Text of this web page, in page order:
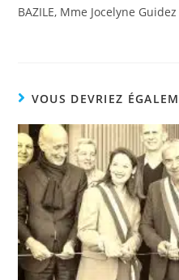
BAZILE, Mme Jocelyne Guidez
VOUS DEVRIEZ